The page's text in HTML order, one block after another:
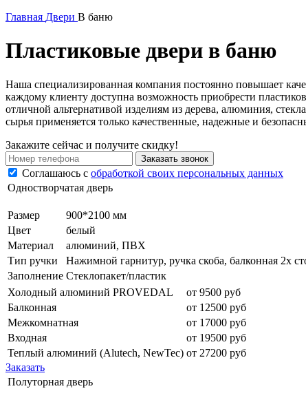
Главная Двери В баню
Пластиковые двери в баню
Наша специализированная компания постоянно повышает
каждому клиенту доступна возможность приобрести
отличной альтернативой изделиям из дерева, алюминия,
сырья применяется только качественные, надежные и
Закажите сейчас и получите скидку!
Заказать звонок
Соглашаюсь с обработкой своих персональных данных
Одностворчатая дверь
Размер
900*2100 мм
Цвет
белый
Материал
алюминий, ПВХ
Тип ручки
Нажимной гарнитур, ручка скоба, балконная 2х
Заполнение Стеклопакет/пластик
Холодный алюминий PROVEDAL
от 9500 руб
Балконная
от 12500 руб
Межкомнатная
от 17000 руб
Входная
от 19500 руб
Теплый алюминий (Alutech, NewTec) от 27200 руб
Заказать
Полуторная дверь